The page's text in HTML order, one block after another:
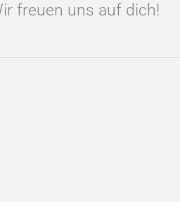
freuen uns auf dich!